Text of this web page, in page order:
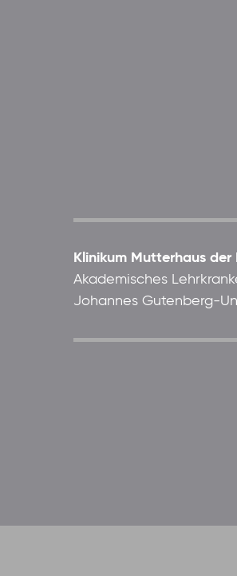
Klinikum Mutterhaus der
Akademisches
Johannes Gutenberg-